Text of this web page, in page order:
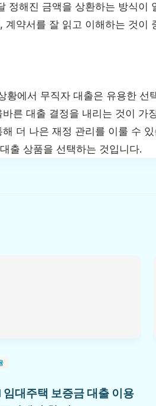
정해진 금액을 상환하는 방식이
계약서를 잘 읽고 이해하는 것이
황에서 무직자 대출은 유용한
른 대출 결정을 내리는 것이 가
더 나은 재정 관리를 이룰 수
출 상품을 선택하는 것입니다.
임대주택 보증금 대출 이용